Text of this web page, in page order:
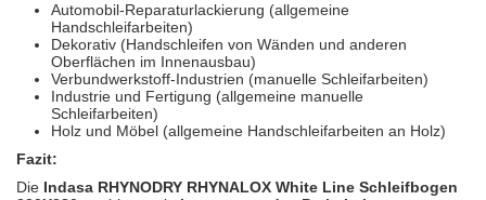
Automobil-Reparaturlackierung (allgemeine
Handschleifarbeiten)
Dekorativ (Handschleifen von Wänden und anderen
Oberflächen im Innenausbau)
Verbundwerkstoff-Industrien (manuelle Schleifarbeiten)
Industrie und Fertigung (allgemeine manuelle
Schleifarbeiten)
Holz und Möbel (allgemeine Handschleifarbeiten an Holz)
Fazit:
Die Indasa RHYNODRY RHYNALOX White Line Schleifbogen